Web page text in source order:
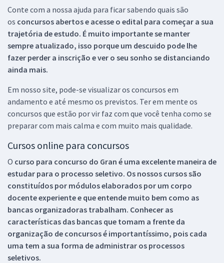
Conte com a nossa ajuda para ficar sabendo quais são
os concursos abertos e acesse o edital para começar a sua
trajetória de estudo. É muito importante se manter
sempre atualizado, isso porque um descuido pode lhe
fazer perder a inscrição e ver o seu sonho se distanciando
ainda mais.
Em nosso site, pode-se visualizar os concursos em
andamento e até mesmo os previstos. Ter em mente os
concursos que estão por vir faz com que você tenha como se
preparar com mais calma e com muito mais qualidade.
Cursos online para concursos
O curso para concurso do Gran é uma excelente maneira de
estudar para o processo seletivo. Os nossos cursos são
constituídos por módulos elaborados por um corpo
docente experiente e que entende muito bem como as
bancas organizadoras trabalham. Conhecer as
características das bancas que tomam a frente da
organização de concursos é importantíssimo, pois cada
uma tem a sua forma de administrar os processos
seletivos.